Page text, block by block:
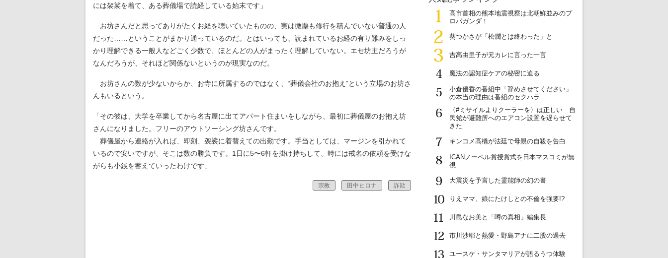
には袈裟を着て、ある葬儀場で読経している始末です」
お坊さんだと思ってありがたくお経を聴いていたものの、実は微塵も修行を積んでいない普通の人
だった……ということがまかり通っているのだ。とはいっても、読まれているお経の有り難みをしっ
かり理解できる一般人などごく少数で、ほとんどの人がまったく理解していない。エセ坊主だろうが
なんだろうが、それほど関係ないというのが現実なのだ。
お坊さんの数が少ないからか、お寺に所属するのではなく、“葬儀会社のお抱え”という立場のお坊さ
んもいるという。
「その彼は、大学を卒業してから名古屋に出てアパート住まいをしながら、最初に葬儀屋のお抱え坊
さんになりました。フリーのアウトソーシング坊さんです。
葬儀屋から連絡が入れば、即刻、袈裟に着替えての出勤です。手当としては、マージンを引かれて
いるので安いですが、そこは数の勝負です。1日に5〜6軒を掛け持ちして、時には戒名の依頼を受けな
がらも小銭を蓄えていったわけです」
宗教 田中ヒロナ 詐欺
1
高市首相の熊本地震視察は北朝鮮並みのプ
ロパガンダ！
2
葵つかさが「松潤とは終わった」と
3
吉高由里子が元カレに言った一言
4
魔法の認知症ケアの秘密に迫る
5
小倉優香の番組中「辞めさせてください」
の本当の理由は番組のセクハラ
6
〈#ミサイルよりクーラーを〉は正しい 自
民党が避難所へのエアコン設置を遅らせて
きた
7
キンコメ高橋が法廷で母親の自殺を告白
8
ICANノーベル賞授賞式を日本マスコミが無
視
9
大震災を予言した霊能師の幻の書
10
りえママ、娘にたけしとの不倫を強要!?
11
川島なお美と「噂の真相」編集長
12
市川沙耶と熱愛・野島アナに二股の過去
13
ユースケ・サンタマリアが語るうつ体験